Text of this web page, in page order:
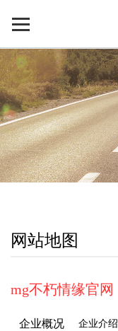
网站地图
mg不朽情缘官网
企业概况 企业介绍